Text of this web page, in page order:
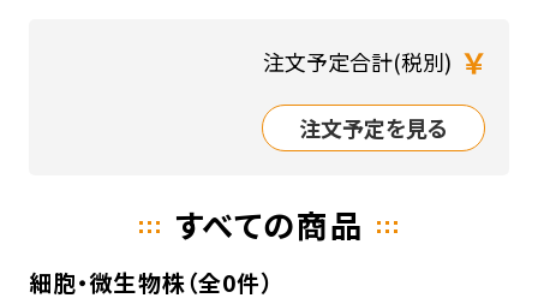
注文予定合計(税別) ￥
注文予定を見る
すべての商品
細胞・微生物株（全0件）